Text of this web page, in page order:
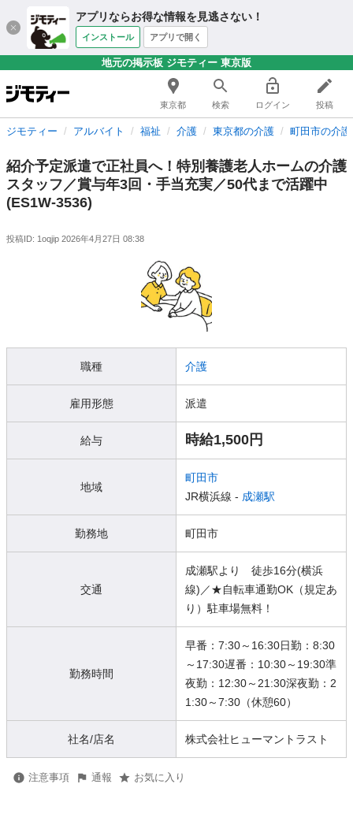
アプリならお得な情報を見逃さない！
インストール アプリで開く
地元の掲示板 ジモティー 東京版
東京都 検索 ログイン 投稿
ジモティー アルバイト 福祉 介護 東京都の介護 町田市の介護
紹介予定派遣で正社員へ！特別養護老人ホームの介護
スタッフ／賞与年3回・手当充実／50代まで活躍中
(ES1W-3536)
投稿ID: 1oqjip 2026年4月27日 08:38
職種 介護
雇用形態 派遣
給与 時給1,500円
地域
町田市
JR横浜線 - 成瀬駅
勤務地 町田市
交通
成瀬駅より 徒歩16分(横浜
線)／★自転車通勤OK（規定あ
り）駐車場無料！
勤務時間
早番：7:30～16:30日勤：8:30
～17:30遅番：10:30～19:30準
夜勤：12:30～21:30深夜勤：2
1:30～7:30（休憩60）
社名/店名 株式会社ヒューマントラスト
注意事項 通報 お気に入り